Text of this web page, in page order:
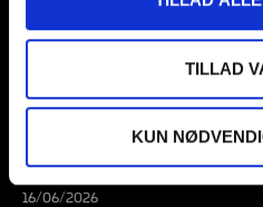
TILLAD
KUN
DENNIS BO JENSEN SOM NY
23/06/2026
MADS SVANE SKIFTER TIL
SOMMEREN 2027
FRA EFTERSKOLEELEV TIL
16/06/2026